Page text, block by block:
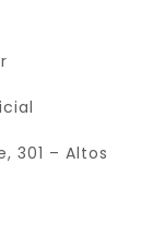
301 – Altos